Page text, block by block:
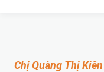
Chị Quàng Thị